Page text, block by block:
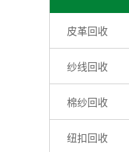
皮革回收
纱线回收
棉纱回收
纽扣回收